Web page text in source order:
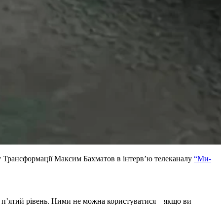
Трансформації Максим Бахматов в інтерв’ю телеканалу “Ми-
рівень. Ними не можна користуватися – якщо ви